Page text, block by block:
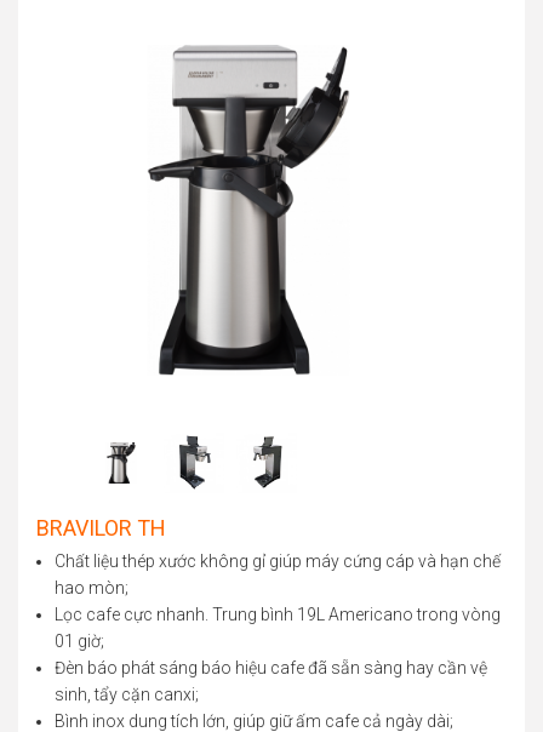
BRAVILOR TH
Chất liệu thép xước không gỉ giúp máy cứng cáp và hạn chế
hao mòn;
Lọc cafe cực nhanh. Trung bình 19L Americano trong vòng
01 giờ;
Đèn báo phát sáng báo hiệu cafe đã sẵn sàng hay cần vệ
sinh, tẩy cặn canxi;
Bình inox dung tích lớn, giúp giữ ấm cafe cả ngày dài;